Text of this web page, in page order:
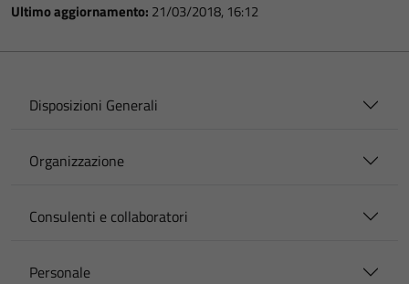
Ultimo aggiornamento: 21/03/2018, 16:12
Disposizioni Generali
Organizzazione
Consulenti e collaboratori
Personale